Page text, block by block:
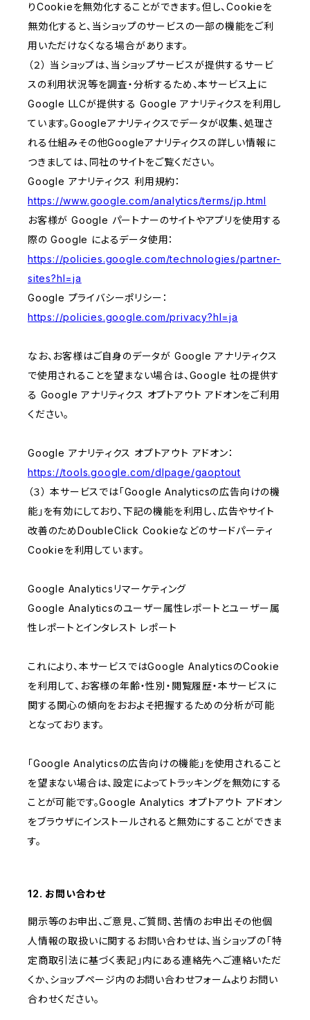
りCookieを無効化することができます。但し、Cookieを
無効化すると、当ショップのサービスの一部の機能をご利
用いただけなくなる場合があります。
（２） 当ショップは、当ショップサービスが提供するサービ
スの利用状況等を調査・分析するため、本サービス上に
Google LLCが提供する Google アナリティクスを利用し
ています。Googleアナリティクスでデータが収集、処理さ
れる仕組みその他Googleアナリティクスの詳しい情報に
つきましては、同社のサイトをご覧ください。
Google アナリティクス 利用規約：
https://www.google.com/analytics/terms/jp.html
お客様が Google パートナーのサイトやアプリを使用する
際の Google によるデータ使用：
https://policies.google.com/technologies/partner-
sites?hl=ja
Google プライバシーポリシー：
https://policies.google.com/privacy?hl=ja
なお、お客様はご自身のデータが Google アナリティクス
で使用されることを望まない場合は、Google 社の提供す
る Google アナリティクス オプトアウト アドオンをご利用
ください。
Google アナリティクス オプトアウト アドオン：
https://tools.google.com/dlpage/gaoptout
（３） 本サービスでは「Google Analyticsの広告向けの機
能」を有効にしており、下記の機能を利用し、広告やサイト
改善のためDoubleClick Cookieなどのサードパーティ
Cookieを利用しています。
Google Analyticsリマーケティング
Google Analyticsのユーザー属性レポートとユーザー属
性レポートとインタレスト レポート
これにより、本サービスではGoogle AnalyticsのCookie
を利用して、お客様の年齢・性別・閲覧履歴・本サービスに
関する関心の傾向をおおよそ把握するための分析が可能
となっております。
「Google Analyticsの広告向けの機能」を使用されること
を望まない場合は、設定によってトラッキングを無効にする
ことが可能です。Google Analytics オプトアウト アドオン
をブラウザにインストールされると無効にすることができま
す。
12. お問い合わせ
開示等のお申出、ご意見、ご質問、苦情のお申出その他個
人情報の取扱いに関するお問い合わせは、当ショップの「特
定商取引法に基づく表記」内にある連絡先へご連絡いただ
くか、ショップページ内のお問い合わせフォームよりお問い
合わせください。